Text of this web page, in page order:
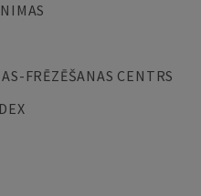
FRĒZĒŠANAS CENTRS